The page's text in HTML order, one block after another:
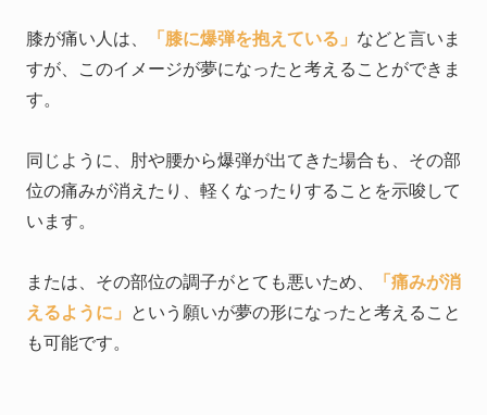
膝が痛い人は、 「膝に爆弾を抱えている」 などと言いま
すが、このイメージが夢になったと考えることができま
す。
同じように、肘や腰から爆弾が出てきた場合も、その部
位の痛みが消えたり、軽くなったりすることを示唆して
います。
または、その部位の調子がとても悪いため、
「痛みが消
えるように」
という願いが夢の形になったと考えること
も可能です。